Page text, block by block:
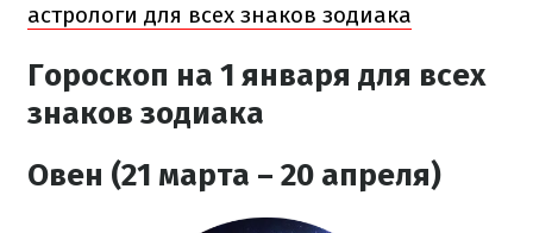
астрологи для всех знаков зодиака
Гороскоп на 1 января для всех
знаков зодиака
Овен (21 марта – 20 апреля)